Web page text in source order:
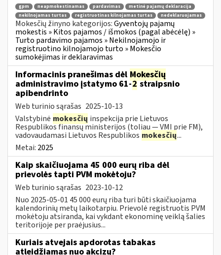
gpm neapmokestinamas pardavimas
metinė pajamų deklaracija
nekilnojamas turtas
registruotinas kilnojamas turtas nedeklaruojamas
Mokesčių žinyno kategorijos:Gyventojų pajamų
mokestis » Kitos pajamos / išmokos (pagal abėcėlę) »
Turto pardavimo pajamos » Nekilnojamojo ir
registruotino kilnojamojo turto » Mokesčio
sumokėjimas ir deklaravimas
Informacinis pranešimas dėl Mokesčių
administravimo įstatymo 61-2straipsnio
apibendrinto
Web turinio sąrašas 2025-10-13
Valstybinė mokesčių inspekcija prie Lietuvos
Respublikos finansų ministerijos (toliau — VMI prie FM),
vadovaudamasi Lietuvos Respublikos mokesčių...
Metai: 2025
Kaip skaičiuojama 45 000 eurų riba dėl
prievolės tapti PVM mokėtoju?
Web turinio sąrašas 2023-10-12
Nuo 2025-05-01 45 000 eurų riba turi būti skaičiuojama
kalendorinių metų laikotarpiu. Prievolė registruotis PVM
mokėtoju atsiranda, kai vykdant ekonominę veiklą šalies
teritorijoje per praėjusius...
Kuriais atvejais apdorotas tabakas
atleidžiamas nuo akcizų?